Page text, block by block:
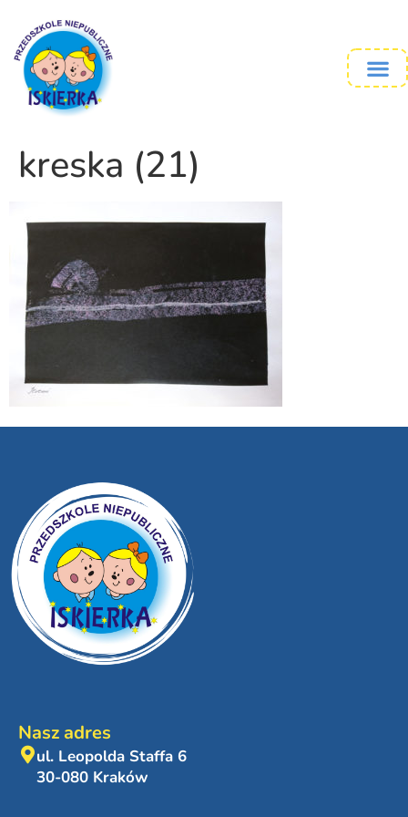
kreska (21)
Nasz adres
ul. Leopolda Staffa 6
30-080 Kraków